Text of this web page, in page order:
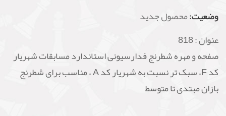
وضعیت:محصول جدید
عنوان :818
صفحه و مهره شطرنج فدارسیونی استاندارد مسابقات شهریار
کد F، سبک تر نسبت به شهریار کد A ، مناسب برای شطرنج
بازان مبتدی تا متوسط